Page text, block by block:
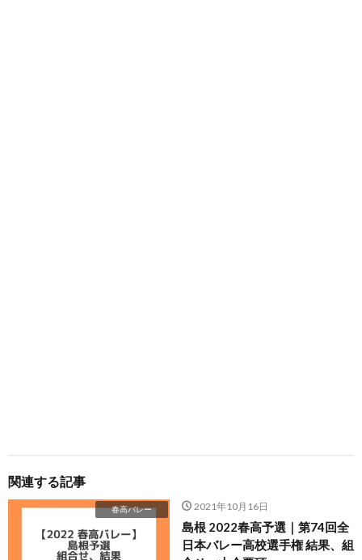
関連する記事
春高バレー 2021年10月16日
島根 2022春高予選｜第74回全
日本バレー高校選手権 結果、組